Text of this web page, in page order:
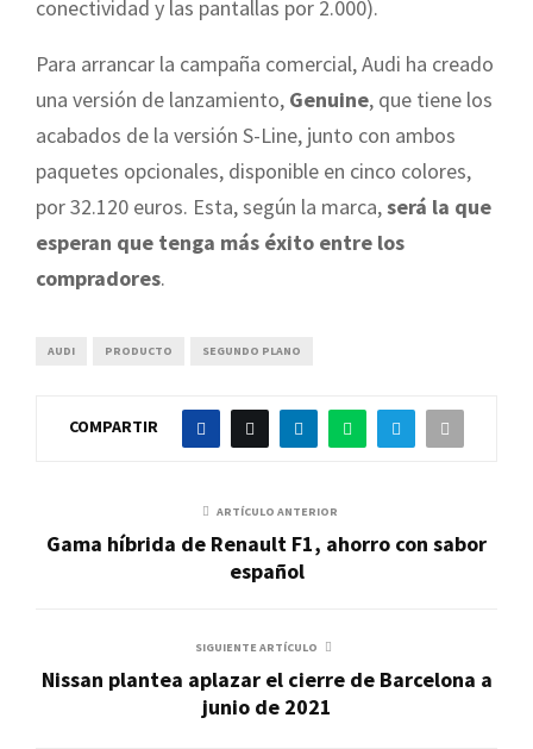
conectividad y las pantallas por 2.000).
Para arrancar la campaña comercial, Audi ha creado
una versión de lanzamiento, Genuine, que tiene los
acabados de la versión S-Line, junto con ambos
paquetes opcionales, disponible en cinco colores,
por 32.120 euros. Esta, según la marca,será la que
esperan que tenga más éxito entre los
compradores.
AUDI PRODUCTO SEGUNDO PLANO
COMPARTIR
ARTÍCULO ANTERIOR
Gama híbrida de Renault F1, ahorro con sabor
español
SIGUIENTE ARTÍCULO
Nissan plantea aplazar el cierre de Barcelona a
junio de 2021